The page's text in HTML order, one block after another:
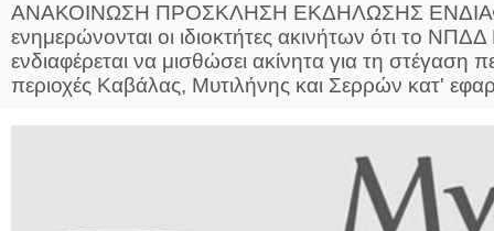
ΑΝΑΚΟΙΝΩΣΗ ΠΡΟΣΚΛΗΣΗ ΕΚΔΗΛΩΣΗΣ
ενημερώνονται οι ιδιοκτήτες ακινήτων ότι το
ενδιαφέρεται να μισθώσει ακίνητα για τη στέγαση
περιοχές Καβάλας, Μυτιλήνης και Σερρών κατ'